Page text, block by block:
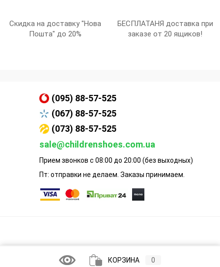
Скидка на доставку "Нова
Пошта" до 20%
БЕСПЛАТАНЯ доставка при
заказе от 20 ящиков!
(095) 88-57-525
(067) 88-57-525
(073) 88-57-525
sale@childrenshoes.com.ua
Прием звонков с 08:00 до 20:00 (без выходных)
Пт: отправки не делаем. Заказы принимаем.
КОРЗИНА 0